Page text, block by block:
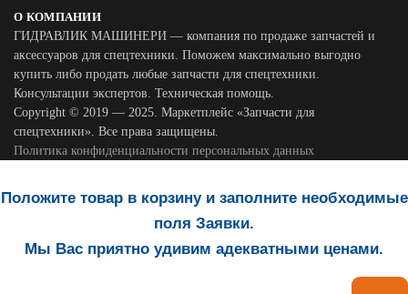
О КОМПАНИИ
ГИДРАВЛИК МАШИНЕРИ — компания по продаже запчастей и
аксессуаров для спецтехники. Поможем максимально выгодно
купить либо продать любые запчасти для спецтехники.
Консультации экспертов. Техническая помощь.
Copyright © 2019 — 2025. Маркетплейс «Запчасти для
спецтехники». Все права защищены.
Политика конфиденциальности персональных данных
Положите товар в корзину и заполните необходимые
поля Заявки.
Мы Вас приятно удивим адекватными ценами.